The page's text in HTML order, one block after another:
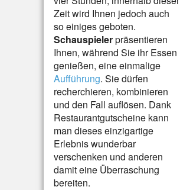
Zeit wird Ihnen jedoch auch
so einiges geboten.
Schauspielerpräsentieren
Ihnen, während Sie ihr Essen
genießen, eine einmalige
Aufführung. Sie dürfen
recherchieren, kombinieren
und den Fall auflösen. Dank
Restaurantgutscheine kann
man dieses einzigartige
Erlebnis wunderbar
verschenken und anderen
damit eine Überraschung
bereiten.